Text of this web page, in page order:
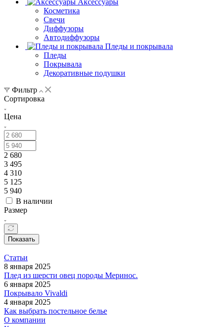
Косметика
Свечи
Диффузоры
Автодиффузоры
Пледы и покрывала
Пледы
Покрывала
Декоративные подушки
Фильтр
Сортировка
Цена
2 680
3 495
4 310
5 125
5 940
В наличии
Размер
Показать
Статьи
8 января 2025
Плед из шерсти овец породы Меринос.
6 января 2025
Покрывалo Vivaldi
4 января 2025
Как выбрать постельное белье
О компании